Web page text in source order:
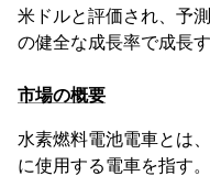
米ドルと評価され、予
の健全な成長率で成長
市場の概要
水素燃料電池電車とは
に使用する電車を指す